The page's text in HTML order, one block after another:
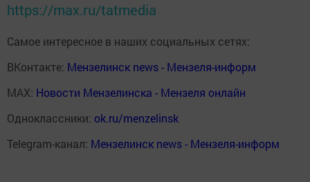
https://max.ru/tatmedia
Самое интересное в наших социальных сетях:
ВКонтакте: Мензелинск news - Мензеля-информ
MAX: Новости Мензелинска - Мензеля онлайн
Одноклассники: ok.ru/menzelinsk
Telegram-канал: Мензелинск news - Мензеля-информ